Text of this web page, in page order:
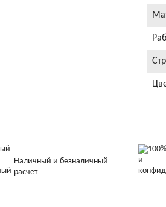
Наличный и безналичный
расчет